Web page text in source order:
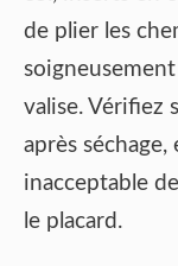
de plier les
valise. Vérifiez
après
inacceptable
le placard.